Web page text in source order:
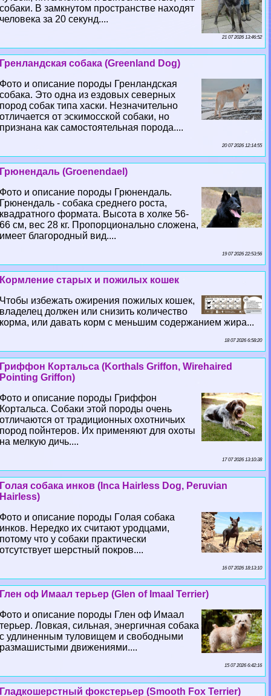
собаки. В замкнутом прострaнcтве находят
человека за 20 секунд....
21 07 2026 13:46:52
Гренландская собака (Greenland Dog)
Фото и описание породы Гренландская
собака. Это одна из ездовых северных
пород собак типа хаски. Незначительно
отличается от эскимосской собаки, но
признана как самостоятельная порода....
20 07 2026 12:14:55
Грюнендаль (Groenendael)
Фото и описание породы Грюнендаль.
Грюнендаль - собака среднего роста,
квадратного формата. Высота в холке 56-
66 см, вес 28 кг. Пропорционально сложена,
имеет благородный вид....
19 07 2026 22:53:56
Кормление старых и пожилых кошек
Чтобы избежать ожирения пожилых кошек,
владелец должен или снизить количество
корма, или давать корм с меньшим содержанием жира...
18 07 2026 6:58:20
Гриффон Кортальса (Korthals Griffon, Wirehaired
Pointing Griffon)
Фото и описание породы Гриффон
Кортальса. Собаки этой породы очень
отличаются от традиционных охотничьих
пород пойнтеров. Их применяют для охоты
на мелкую дичь....
17 07 2026 13:10:38
Гoлая собака инков (Inca Hairless Dog, Peruvian
Hairless)
Фото и описание породы Гoлая собака
инков. Нередко их считают уpoдцами,
потому что у собаки пpaктически
отсутствует шерстный покров....
16 07 2026 18:13:10
Глен оф Имаал терьер (Glen of Imaal Terrier)
Фото и описание породы Глен оф Имаал
терьер. Ловкая, сильная, энергичная собака
с удлиненным туловищем и свободными
размашистыми движениями....
15 07 2026 6:42:16
Гладкошерстный фокстерьер (Smooth Fox Terrier)